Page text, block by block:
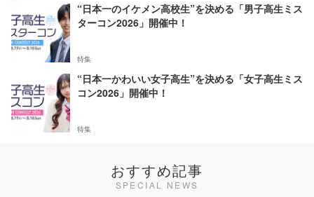
“日本一のイケメン高校生”を決める「男子高生ミス
ターコン2026」開催中！
特集
“日本一かわいい女子高生”を決める「女子高生ミス
コン2026」開催中！
特集
おすすめ記事
SPECIAL NEWS